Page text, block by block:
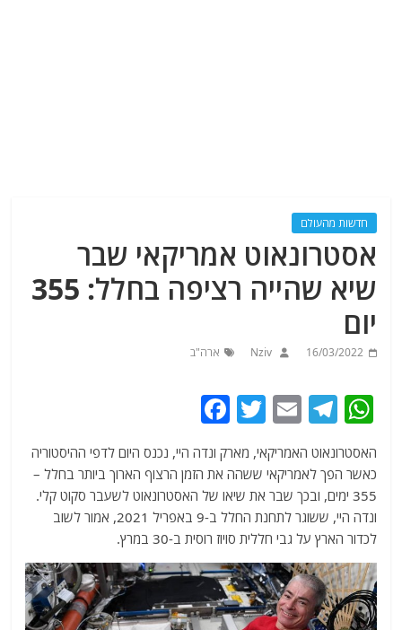
חדשות מהעולם
אסטרונאוט אמריקאי שבר
שיא שהייה רציפה בחלל: 355
יום
16/03/2022
Nziv ארה"ב
W
at
s
A
p
p
T
e
g
ra
m
E
ai
l
T
itt
er
c
e
b
o
o
k
האסטרונאוט האמריקאי, מארק ונדה היי, נכנס היום לדפי ההיסטוריה
כאשר הפך לאמריקאי ששהה את הזמן הרצוף הארוך ביותר בחלל –
355 ימים, ובכך שבר את שיאו של האסטרונאוט לשעבר סקוט קלי.
ונדה היי, ששוגר לתחנת החלל ב-9 באפריל 2021, אמור לשוב
לכדור הארץ על גבי חללית סויוז רוסית ב-30 במרץ.